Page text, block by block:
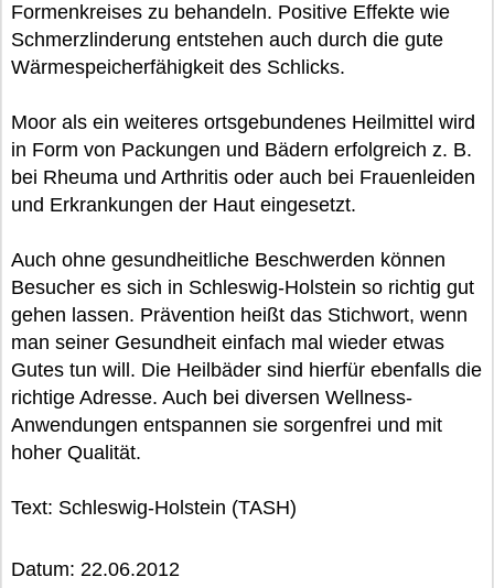
Formenkreises zu behandeln. Positive Effekte wie
Schmerzlinderung entstehen auch durch die gute
Wärmespeicherfähigkeit des Schlicks.
Moor als ein weiteres ortsgebundenes Heilmittel wird
in Form von Packungen und Bädern erfolgreich z. B.
bei Rheuma und Arthritis oder auch bei Frauenleiden
und Erkrankungen der Haut eingesetzt.
Auch ohne gesundheitliche Beschwerden können
Besucher es sich in Schleswig-Holstein so richtig gut
gehen lassen. Prävention heißt das Stichwort, wenn
man seiner Gesundheit einfach mal wieder etwas
Gutes tun will. Die Heilbäder sind hierfür ebenfalls die
richtige Adresse. Auch bei diversen Wellness-
Anwendungen entspannen sie sorgenfrei und mit
hoher Qualität.
Text: Schleswig-Holstein (TASH)
Datum: 22.06.2012